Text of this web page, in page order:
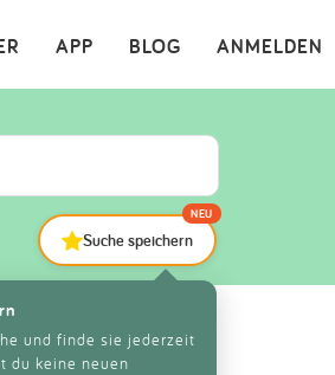
ANMELDEN
BLOG
APP ×
Suche speichern
NEU
und finde sie jederzeit
du keine neuen